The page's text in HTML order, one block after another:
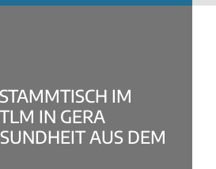
IM
IN GERA
AUS DEM